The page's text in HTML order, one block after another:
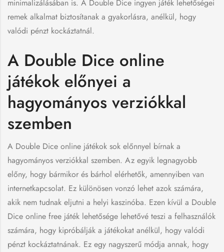
minimalizálásában is. A Double Dice ingyen játék lehetőségei
remek alkalmat biztosítanak a gyakorlásra, anélkül, hogy
valódi pénzt kockáztatnál.
A Double Dice online
játékok előnyei a
hagyományos verziókkal
szemben
A Double Dice online játékok sok előnnyel bírnak a
hagyományos verziókkal szemben. Az egyik legnagyobb
előny, hogy bármikor és bárhol elérhetők, amennyiben van
internetkapcsolat. Ez különösen vonzó lehet azok számára,
akik nem tudnak eljutni a helyi kaszinóba. Ezen kívül a Double
Dice online free játék lehetősége lehetővé teszi a felhasználók
számára, hogy kipróbálják a játékokat anélkül, hogy valódi
pénzt kockáztatnának. Ez egy nagyszerű módja annak, hogy